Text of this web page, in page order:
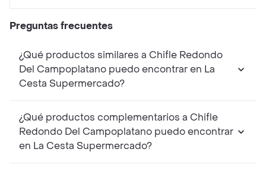
Preguntas frecuentes
¿Qué productos similares a Chifle Redondo
Del Campoplatano puedo encontrar en La
Cesta Supermercado?
¿Qué productos complementarios a Chifle
Redondo Del Campoplatano puedo encontrar
en La Cesta Supermercado?